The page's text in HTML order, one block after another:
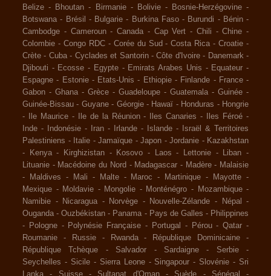
Belize - Bhoutan - Birmanie - Bolivie - Bosnie-Herzégovine -
Botswana - Brésil - Bulgarie - Burkina Faso - Burundi - Bénin -
Cambodge - Cameroun - Canada - Cap Vert - Chili -Chine -
Colombie - Congo RDC - Corée du Sud -Costa Rica -Croatie -
Crète - Cuba - Cyclades et Santorin -Côte d'Ivoire - Danemark -
Djibouti - Ecosse - Egypte - Emirats Arabes Unis - Equateur -
Espagne - Estonie - Etats-Unis - Ethiopie - Finlande - France -
Gabon - Ghana - Grèce - Guadeloupe - Guatemala - Guinée -
Guinée-Bissau - Guyane - Géorgie - Hawaï - Honduras - Hongrie
-
Ile Maurice - Ile de la Réunion - Iles Canaries - Iles Féroé -
Inde - Indonésie - Iran - Irlande - Islande -
Israël & Territoires
Palestiniens - Italie - Jamaïque - Japon - Jordanie - Kazakhstan
-
Kenya - Kirghizistan - Kosovo - Laos - Lettonie - Liban -
Lituanie - Macédoine du Nord - Madagascar - Madère - Malaisie
-
Maldives - Mali - Malte - Maroc - Martinique - Mayotte -
Mexique - Moldavie - Mongolie - Monténégro - Mozambique -
Namibie - Nicaragua - Norvège - Nouvelle-Zélande - Népal
-
Ouganda -Ouzbékistan - Panama - Pays de Galles - Philippines
-
Pologne - Polynésie Française - Portugal - Pérou -Qatar -
Roumanie
- Russie - Rwanda - République Dominicaine
-
République Tchèque
- Salvador - Sardaigne - Serbie
-
Seychelles - Sicile - Sierra Leone - Singapour - Slovénie - Sri
Lanka
- Suisse - Sultanat d'Oman - Suède - Sénégal -